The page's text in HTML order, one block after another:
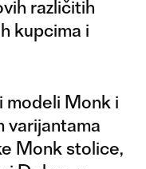
različitih
kupcima i
modeli Monk i
varijantama
Monk stolice,